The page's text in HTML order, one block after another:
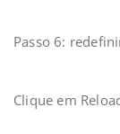
Passo 6:
Clique em